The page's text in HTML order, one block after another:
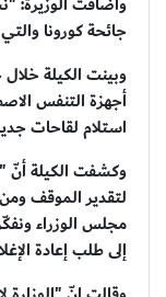
جائحة كورونا والتي بلغت 80 بالمئة
وبينت الكيلة
استلام لقاحات
وكشفت الكيلة أنّ
لتقدير الموقف
مجلس الوزراء
إلى طلب إعادة